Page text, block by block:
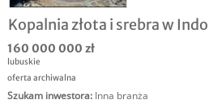
Kopalnia złota i srebra w
160 000 000 zł
lubuskie
oferta archiwalna
Szukam inwestora: Inna branża